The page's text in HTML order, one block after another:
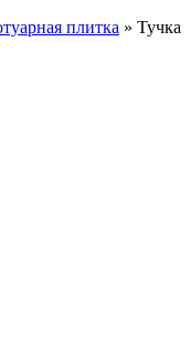
плитка » Тучка